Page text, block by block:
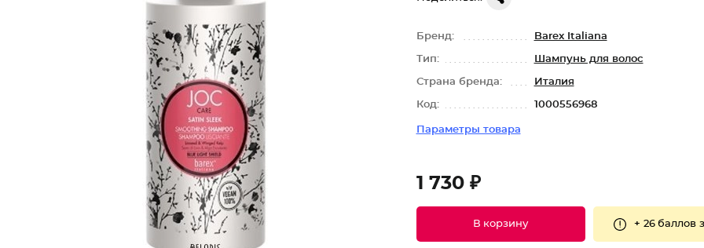
Бренд: Barex Italiana
Тип: Шампунь для волос
Страна бренда: Италия
Код: 1000556968
Параметры товара
1 730 ₽
В корзину + 26 баллов